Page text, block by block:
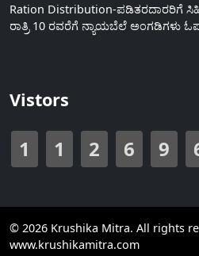
Ration Distribution-ಪಡಿತರದಾರರಿಗೆ ಸಿಹಿ
ರಾತ್ರಿ 10 ರವರೆಗೆ ನ್ಯಾಯಬೆಲೆ ಅಂಗಡಿಗಳು
Vistors
1 1 2 6 9
© 2026 Krushika Mitra. All rights
www.krushikamitra.com